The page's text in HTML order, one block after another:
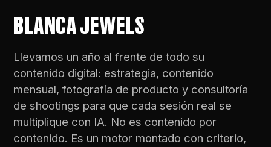
BLANCA JEWELS
Llevamos un año al frente de todo su
contenido digital: estrategia, contenido
mensual, fotografía de producto y consultoría
de shootings para que cada sesión real se
multiplique con IA. No es contenido por
contenido. Es un motor montado con criterio,